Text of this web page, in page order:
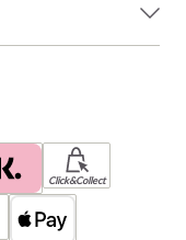
Click&Collect